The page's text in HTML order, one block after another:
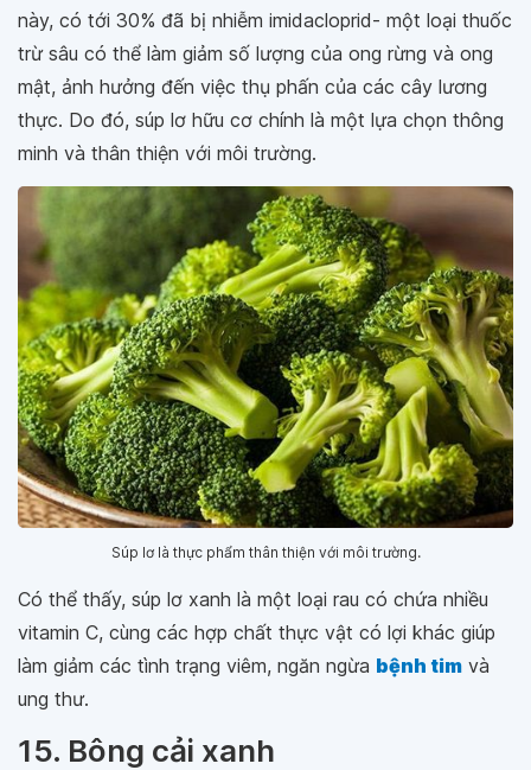
này, có tới 30% đã bị nhiễm imidacloprid- một loại thuốc
trừ sâu có thể làm giảm số lượng của ong rừng và ong
mật, ảnh hưởng đến việc thụ phấn của các cây lương
thực. Do đó, súp lơ hữu cơ chính là một lựa chọn thông
minh và thân thiện với môi trường.
Súp lơ là thực phẩm thân thiện với môi trường.
Có thể thấy, súp lơ xanh là một loại rau có chứa nhiều
vitamin C, cùng các hợp chất thực vật có lợi khác giúp
làm giảm các tình trạng viêm, ngăn ngừa bệnh tim và
ung thư.
15. Bông cải xanh